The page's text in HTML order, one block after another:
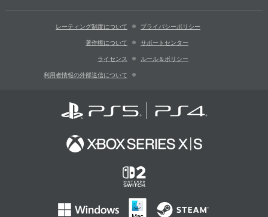
レーティング制度について プライバシーポリシー
著作権について サポートセンター
ライセンス ルール＆ポリシー
利用者情報の外部送信について